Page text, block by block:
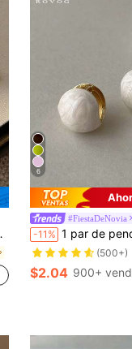
6
#FiestaDeNovia
-11% 1 par de pendientes de aro con bola redonda pequeña de aleación de cobre esmaltada blanca con
(500+)
$2.04 900+